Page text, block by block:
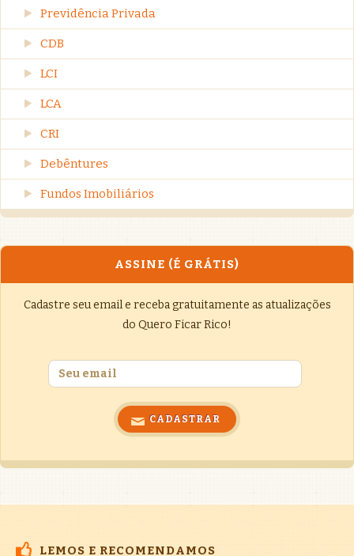
Previdência Privada
CDB
LCI
LCA
CRI
Debêntures
Fundos Imobiliários
ASSINE (É GRÁTIS)
Cadastre seu email e receba gratuitamente as atualizações
do Quero Ficar Rico!
LEMOS E RECOMENDAMOS